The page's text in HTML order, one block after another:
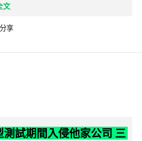
文
分享
試期間入侵他家公司 三